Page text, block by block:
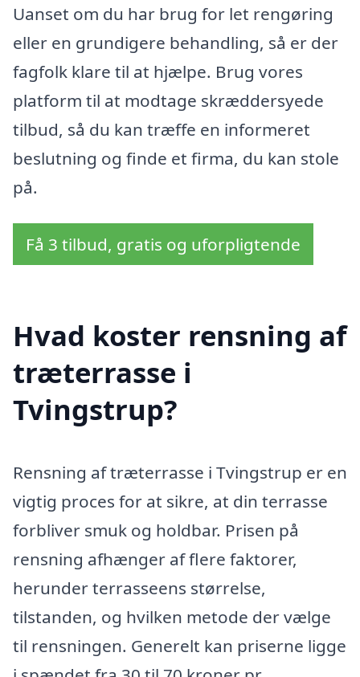
Uanset om du har brug for let rengøring
eller en grundigere behandling, så er der
fagfolk klare til at hjælpe. Brug vores
platform til at modtage skræddersyede
tilbud, så du kan træffe en informeret
beslutning og finde et firma, du kan stole
på.
Få 3 tilbud, gratis og uforpligtende
Hvad koster rensning af
træterrasse i
Tvingstrup?
Rensning af træterrasse i Tvingstrup er en
vigtig proces for at sikre, at din terrasse
forbliver smuk og holdbar. Prisen på
rensning afhænger af flere faktorer,
herunder terrasseens størrelse,
tilstanden, og hvilken metode der vælge
til rensningen. Generelt kan priserne ligge